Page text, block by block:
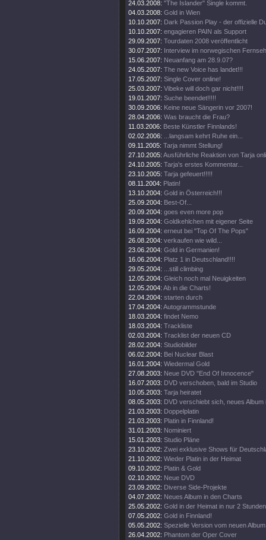
24.03.2008: "The Islander" Single kommt.
04.03.2008: Gold in Wien
10.10.2007: Dark Passion Play - der offizielle
10.10.2007: engagieren PAIN als Support
29.09.2007: Tourdaten 2008 veröffentlicht
30.07.2007: Interview im norwegischen
15.06.2007: Neuanfang am 28.9.07?
24.05.2007: The new Voice has landet!!!
17.05.2007: Single Cover online!
25.03.2007: Vibeke will doch gar nicht!!!!
19.01.2007: Suche beendet!!!!!
30.09.2006: Keine neue Sängerin vor 2007!
28.04.2006: Was braucht die Frau?
11.03.2006: Beste Künstler Finnlands!
02.02.2006:
...langsam kehrt Ruhe ein...
09.11.2005: Tarja nimmt Stellung!
27.10.2005: Ausführliche Reaktion von Tarja
24.10.2005: Tarja's erstes Kommentar...
23.10.2005: Tarja gefeuert!!!!!
08.11.2004: Platin!
13.10.2004: Gold in Österreich!!!
25.09.2004: Best-Of...
20.09.2004: goes even more pop
19.09.2004: Goldkehlchen mit eigener Seite
16.09.2004: erneut bei "Top Of The Pops"
26.08.2004: verkaufen wie wild...
23.06.2004: Gold in Germanien!
16.06.2004: Platz 1 in Deutschland!!!!
29.05.2004:
...still climbing
12.05.2004: Gleich noch mal Neuigkeiten
12.05.2004: Ab in die Charts!
22.04.2004: starten durch
17.04.2004: Autogrammstunde
18.03.2004: findet Nemo
18.03.2004: Trackliste
02.03.2004: Tracklist der neuen CD
28.02.2004: Studiobilder
06.02.2004: Bei Nuclear Blast
16.01.2004: Wiedermal Gold
27.08.2003: Neue DVD "End Of Innocence"
16.07.2003: DVD verschoben, bald im Studio
10.05.2003: Tarja heiratet
08.05.2003: DVD verschiebt sich, neues Album
21.03.2003: Doppelplatin
21.03.2003: Platin in Finnland!
31.01.2003: Nominiert
15.01.2003: Studio Pläne
23.10.2002: Zwei exklusive Shows für
21.10.2002: Wieder Platin in der Heimat
09.10.2002: Platin & Gold
02.10.2002: Neue DVD
23.09.2002: Diverse Side-Projekte
04.07.2002: Neues Album in den Charts
25.05.2002: Gold in der Heimat in nur 2 Stunden
07.05.2002: Gold in Finnland!
05.05.2002: Spezielle Version vom neuen Album
26.04.2002: Phantom der Oper Cover